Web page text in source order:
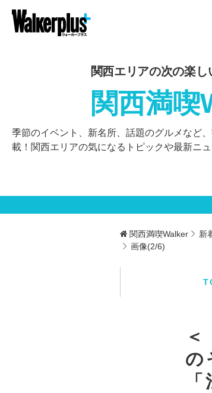
関西エリアの次の楽し
関西満喫
季節のイベント、新名所、話題のグルメなど
載！関西エリアの気になるトピックや最新ニ
関西満喫Walker 新
画像(2/6)
の